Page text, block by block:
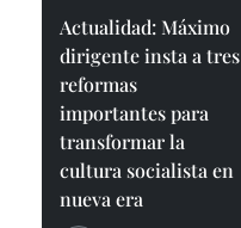
Actualidad: Máximo
dirigente insta a tres
reformas
importantes para
transformar la
cultura socialista en
nueva era